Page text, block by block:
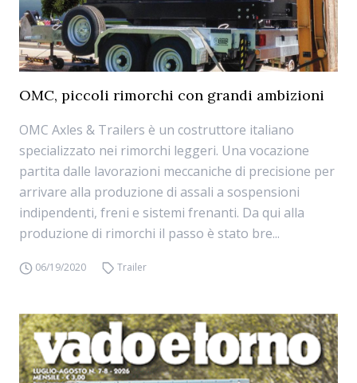
OMC, piccoli rimorchi con grandi ambizioni
OMC Axles & Trailers è un costruttore italiano
specializzato nei rimorchi leggeri. Una vocazione
partita dalle lavorazioni meccaniche di precisione per
arrivare alla produzione di assali a sospensioni
indipendenti, freni e sistemi frenanti. Da qui alla
produzione di rimorchi il passo è stato bre...
06/19/2020 Trailer